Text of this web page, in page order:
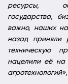
ресурсы,
государства,
важно, наших
назад приняли
техническую
нацелили её на
агротехнологий»